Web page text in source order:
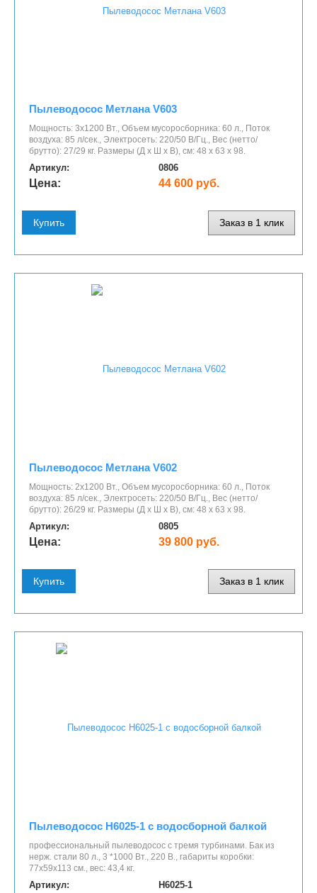
Пылеводосос Метлана V603
Мощность: 3х1200 Вт., Объем мусоросборника: 60 л., Поток
воздуха: 85 л/сек., Электросеть: 220/50 В/Гц., Вес (нетто/
брутто): 27/29 кг. Размеры (Д x Ш x В), см: 48 х 63 х 98.
Артикул: 0806
Цена: 44 600 руб.
Купить Заказ в 1 клик
Пылеводосос Метлана V602
Мощность: 2х1200 Вт., Объем мусоросборника: 60 л., Поток
воздуха: 85 л/сек., Электросеть: 220/50 В/Гц., Вес (нетто/
брутто): 26/29 кг. Размеры (Д x Ш x В), см: 48 х 63 х 98.
Артикул: 0805
Цена: 39 800 руб.
Купить Заказ в 1 клик
Пылеводосос H6025-1 с водосборной балкой
профессиональный пылеводосос с тремя турбинами. Бак из
нерж. стали 80 л., 3 *1000 Вт., 220 В., габариты коробки:
77х59х113 см., вес: 43,4 кг.
Артикул: Н6025-1